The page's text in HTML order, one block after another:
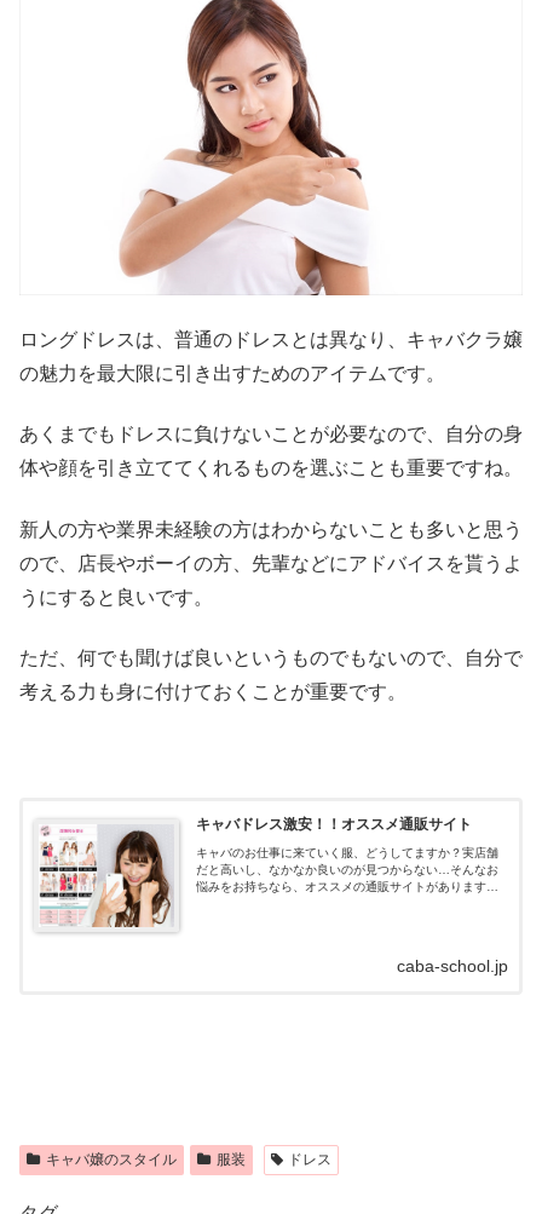
ロングドレスは、普通のドレスとは異なり、キャバクラ嬢
の魅力を最大限に引き出すためのアイテムです。
あくまでもドレスに負けないことが必要なので、自分の身
体や顔を引き立ててくれるものを選ぶことも重要ですね。
新人の方や業界未経験の方はわからないことも多いと思う
ので、店長やボーイの方、先輩などにアドバイスを貰うよ
うにすると良いです。
ただ、何でも聞けば良いというものでもないので、自分で
考える力も身に付けておくことが重要です。
キャバドレス激安！！オススメ通販サイト
キャバのお仕事に来ていく服、どうしてますか？実店舗
だと高いし、なかなか良いのが見つからない…そんなお
悩みをお持ちなら、オススメの通販サイトがあります！
caba-school.jp
キャバ嬢のスタイル 服装 ドレス